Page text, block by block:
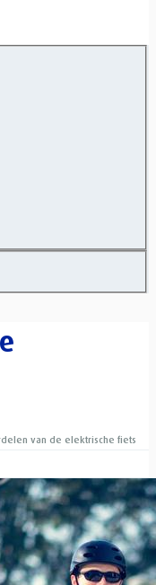
van de elektrische fiets